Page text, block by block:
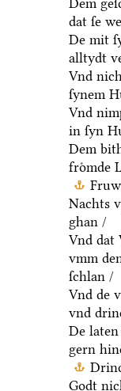
dat ſe
De mit
alltydt
Vnd
ſynem
Vnd
in ſyn
Dem
froͤmde
Nachts
ghan /
Vnd dat
vmm
ſchlan /
Vnd de
vnd
De
gern
Godt